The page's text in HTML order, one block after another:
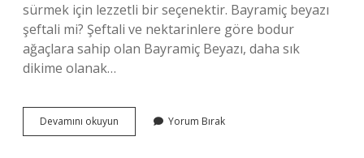
sürmek için lezzetli bir seçenektir. Bayramiç beyazı
şeftali mi? Şeftali ve nektarinlere göre bodur
ağaçlara sahip olan Bayramiç Beyazı, daha sık
dikime olanak…
Devamını okuyun Bayramiç
Beyaz
Yorum Bırak